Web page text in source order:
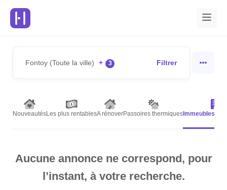
Fontoy (Toute la ville) + 3 Filtrer
NouveautésLes plus rentablesA rénoverPassoires thermiques Immeubles de
Aucune annonce ne correspond, pour
l’instant, à votre recherche.